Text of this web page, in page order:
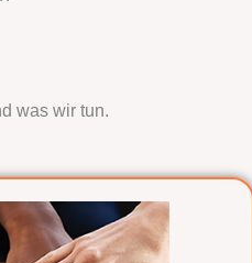
was wir tun.